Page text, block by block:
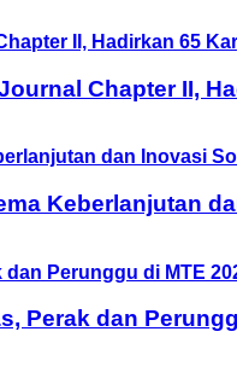
Chapter II,
Keberlanjutan
Perak dan